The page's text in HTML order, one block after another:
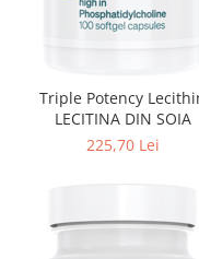
Triple Potency
LECITINA DIN SOIA
225,70 Lei